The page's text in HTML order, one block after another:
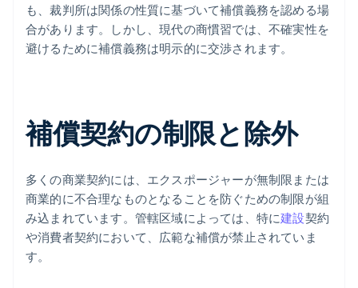
も、裁判所は関係の性質に基づいて補償義務を認める場
合があります。しかし、現代の商慣習では、不確実性を
避けるために補償義務は明示的に交渉されます。
補償契約の制限と除外
多くの商業契約には、エクスポージャーが無制限または
商業的に不合理なものとなることを防ぐための制限が組
み込まれています。管轄区域によっては、特に建設契約
や消費者契約において、広範な補償が禁止されていま
す。